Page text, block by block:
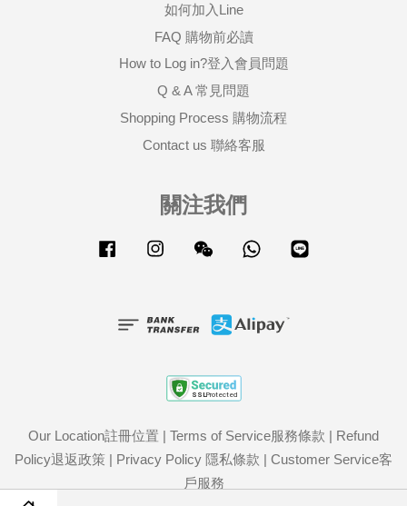
如何加入Line
FAQ 購物前必讀
How to Log in?登入會員問題
Q & A 常見問題
Shopping Process 購物流程
Contact us 聯絡客服
關注我們
Facebook Instagram Wechat Whatsapp
Our Location註冊位置 | Terms of Service服務條款 | Refund
Policy退返政策 | Privacy Policy 隱私條款 | Customer Service客
戶服務